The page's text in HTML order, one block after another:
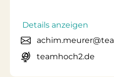
Details anzeigen
teamhoch2.de